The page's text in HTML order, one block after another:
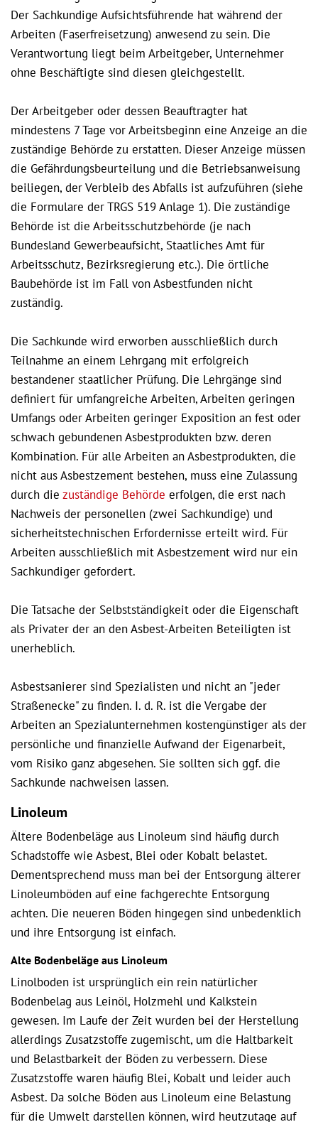
Der Sachkundige Aufsichtsführende hat während der
Arbeiten (Faserfreisetzung) anwesend zu sein. Die
Verantwortung liegt beim Arbeitgeber, Unternehmer
ohne Beschäftigte sind diesen gleichgestellt.
Der Arbeitgeber oder dessen Beauftragter hat
mindestens 7 Tage vor Arbeitsbeginn eine Anzeige an die
zuständige Behörde zu erstatten. Dieser Anzeige müssen
die Gefährdungsbeurteilung und die Betriebsanweisung
beiliegen, der Verbleib des Abfalls ist aufzuführen (siehe
die Formulare der TRGS 519 Anlage 1). Die zuständige
Behörde ist die Arbeitsschutzbehörde (je nach
Bundesland Gewerbeaufsicht, Staatliches Amt für
Arbeitsschutz, Bezirksregierung etc.). Die örtliche
Baubehörde ist im Fall von Asbestfunden nicht
zuständig.
Die Sachkunde wird erworben ausschließlich durch
Teilnahme an einem Lehrgang mit erfolgreich
bestandener staatlicher Prüfung. Die Lehrgänge sind
definiert für umfangreiche Arbeiten, Arbeiten geringen
Umfangs oder Arbeiten geringer Exposition an fest oder
schwach gebundenen Asbestprodukten bzw. deren
Kombination. Für alle Arbeiten an Asbestprodukten, die
nicht aus Asbestzement bestehen, muss eine Zulassung
durch die zuständige Behörde erfolgen, die erst nach
Nachweis der personellen (zwei Sachkundige) und
sicherheitstechnischen Erfordernisse erteilt wird. Für
Arbeiten ausschließlich mit Asbestzement wird nur ein
Sachkundiger gefordert.
Die Tatsache der Selbstständigkeit oder die Eigenschaft
als Privater der an den Asbest-Arbeiten Beteiligten ist
unerheblich.
Asbestsanierer sind Spezialisten und nicht an "jeder
Straßenecke" zu finden. I. d. R. ist die Vergabe der
Arbeiten an Spezialunternehmen kostengünstiger als der
persönliche und finanzielle Aufwand der Eigenarbeit,
vom Risiko ganz abgesehen. Sie sollten sich ggf. die
Sachkunde nachweisen lassen.
Linoleum
Ältere Bodenbeläge aus Linoleum sind häufig durch
Schadstoffe wie Asbest, Blei oder Kobalt belastet.
Dementsprechend muss man bei der Entsorgung älterer
Linoleumböden auf eine fachgerechte Entsorgung
achten. Die neueren Böden hingegen sind unbedenklich
und ihre Entsorgung ist einfach.
Alte Bodenbeläge aus Linoleum
Linolboden ist ursprünglich ein rein natürlicher
Bodenbelag aus Leinöl, Holzmehl und Kalkstein
gewesen. Im Laufe der Zeit wurden bei der Herstellung
allerdings Zusatzstoffe zugemischt, um die Haltbarkeit
und Belastbarkeit der Böden zu verbessern. Diese
Zusatzstoffe waren häufig Blei, Kobalt und leider auch
Asbest. Da solche Böden aus Linoleum eine Belastung
für die Umwelt darstellen können, wird heutzutage auf